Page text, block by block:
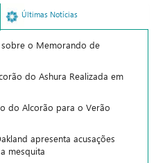
Últimas Notícias
o Memorando de
do Ashura Realizada em
do Alcorão para o Verão
apresenta acusações
mesquita